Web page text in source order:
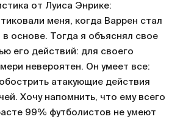
от Луиса Энрике:
меня, когда Варрен стал
основе. Тогда я объяснял свое
его действий: для своего
невероятен. Он умеет все:
атакующие действия
Хочу напомнить, что ему всего
99% футболистов не умеют